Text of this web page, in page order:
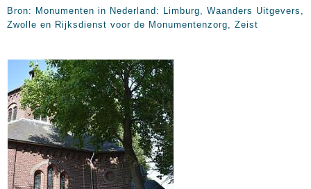
Bron: Monumenten in Nederland: Limburg, Waanders Uitgevers,
Zwolle en Rijksdienst voor de Monumentenzorg, Zeist